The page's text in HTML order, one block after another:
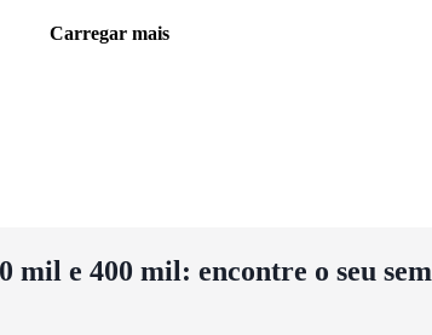
Carregar mais
mil e 400 mil: encontre o seu sem